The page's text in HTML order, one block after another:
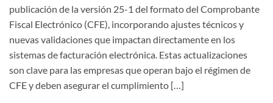
publicación de la versión 25-1 del formato del Comprobante
Fiscal Electrónico (CFE), incorporando ajustes técnicos y
nuevas validaciones que impactan directamente en los
sistemas de facturación electrónica. Estas actualizaciones
son clave para las empresas que operan bajo el régimen de
CFE y deben asegurar el cumplimiento […]